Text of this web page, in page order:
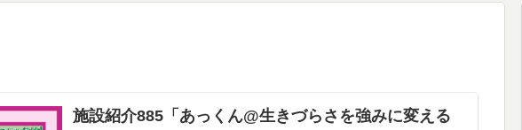
施設紹介885「あっくん@生きづらさを強みに変える